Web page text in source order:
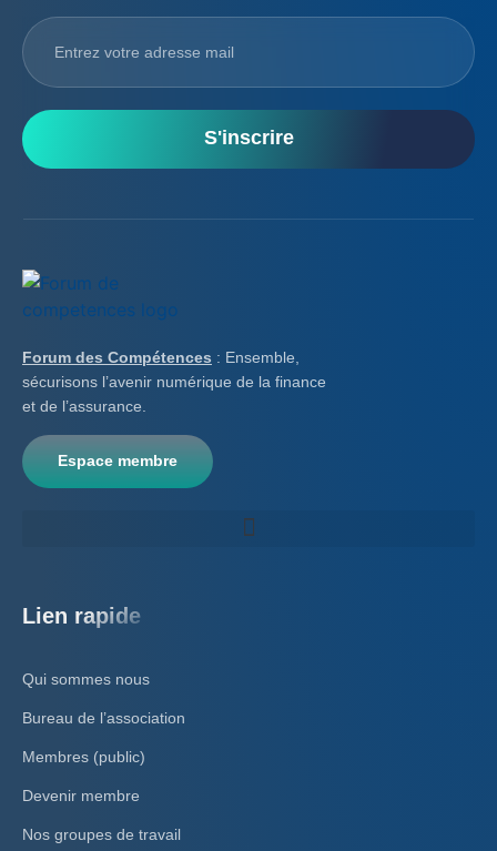
S'inscrire
Forum des Compétences : Ensemble,
sécurisons l’avenir numérique de la finance
et de l’assurance.
Espace membre
Lien rapide
Qui sommes nous
Bureau de l’association
Membres (public)
Devenir membre
Nos groupes de travail